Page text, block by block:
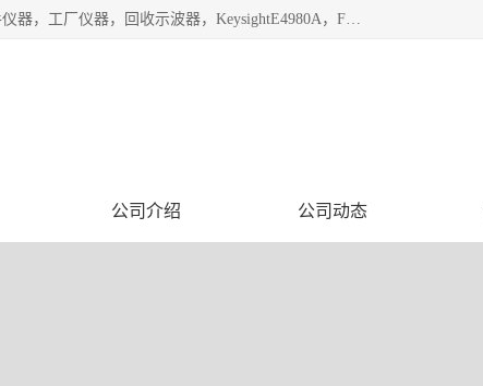
深圳中瑞仪科电子有限公司（zhongr1027.cn.b2b168.com）主要从事回收二手仪器，工厂仪器，回收示波器，KeysightE4980A，FLUKE754，MT8852B，IFR3920，Agilent N4010A，MT8852B等业务，全国统一热线：13570873835。深圳中瑞仪科电子有限公司整批或单出，专业评估高价回收工厂闲置仪器。
公司介绍 公司动态